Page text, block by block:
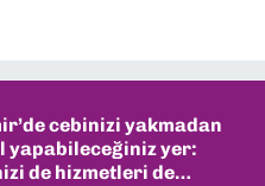
cebinizi yakmadan
yapabileceğiniz yer:
de hizmetleri de